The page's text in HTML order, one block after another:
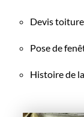
Devis
Pose de
Histoire de